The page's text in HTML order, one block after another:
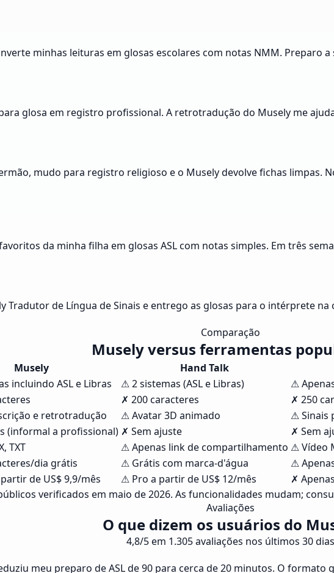
minhas leituras em glosas escolares com notas NMM. Preparo
glosa em registro profissional. A retrotradução do Musely me
mudo para registro religioso e o Musely devolve fichas
da minha filha em glosas ASL com notas simples. Em três
Tradutor de Língua de Sinais e entrego as glosas para o intérprete
Comparação
Musely versus ferramentas
Musely Hand Talk
incluindo ASL e Libras ⚠ 2 sistemas (ASL e Libras) ⚠
✗ 200 caracteres ✗ 250
e retrotradução ⚠ Avatar 3D animado ⚠ Sinais
(informal a profissional) ✗ Sem ajuste ✗ Sem
TXT ⚠ Apenas link de compartilhamento ⚠ Vídeo
dia grátis ⚠ Grátis com marca-d'água ⚠
de US$ 9,9/mês ⚠ Pro a partir de US$ 12/mês ✗
verificados em maio de 2026. As funcionalidades mudam;
Avaliações
O que dizem os usuários do
4,8/5 em 1.305 avaliações nos últimos 30 dias
meu preparo de ASL de 90 para cerca de 20 minutos. O formato